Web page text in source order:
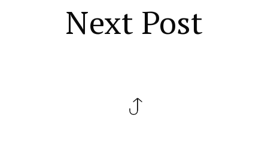
Next Post